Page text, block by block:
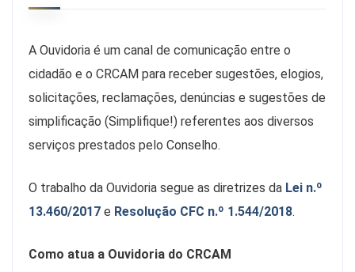
A Ouvidoria é um canal de comunicação entre o
cidadão e o CRCAM para receber sugestões, elogios,
solicitações, reclamações, denúncias e sugestões de
simplificação (Simplifique!) referentes aos diversos
serviços prestados pelo Conselho.
O trabalho da Ouvidoria segue as diretrizes da Lei n.º
13.460/2017 e Resolução CFC n.º 1.544/2018.
Como atua a Ouvidoria do CRCAM